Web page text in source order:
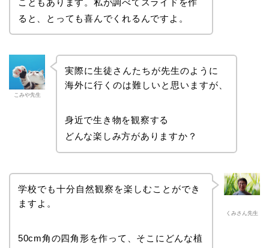
ると、とっても喜んでくれるんですよ。
こみや先生
実際に生徒さんたちが先生のように
海外に行くのは難しいと思いますが、
身近で生き物を観察する
どんな楽しみ方がありますか？
くみさん先生
学校でも十分自然観察を楽しむことができ
ますよ。
50cm角の四角形を作って、そこにどんな植